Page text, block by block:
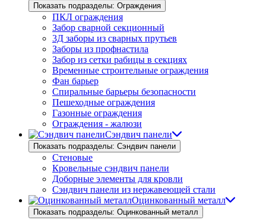
Показать подразделы: Ограждения
ПКЛ ограждения
Забор сварной секционный
3Д заборы из сварных прутьев
Заборы из профнастила
Забор из сетки рабицы в секциях
Временные строительные ограждения
Фан барьер
Спиральные барьеры безопасности
Пешеходные ограждения
Газонные ограждения
Ограждения - жалюзи
Сэндвич панели
Показать подразделы: Сэндвич панели
Стеновые
Кровельные сэндвич панели
Доборные элементы для кровли
Сэндвич панели из нержавеющей стали
Оцинкованный металл
Показать подразделы: Оцинкованный металл